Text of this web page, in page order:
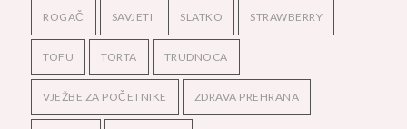
ROGAČ SAVJETI SLATKO STRAWBERRY
TOFU TORTA TRUDNOCA
VJEŽBE ZA POČETNIKE ZDRAVA PREHRANA